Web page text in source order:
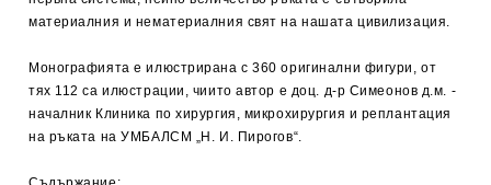
материалния и нематериалния свят на нашата цивилизация.
Монографията е илюстрирана с 360 оригинални фигури, от
тях 112 са илюстрации, чиито автор е доц. д-р Симеонов д.м. -
началник Клиника по хирургия, микрохирургия и реплантация
на ръката на УМБАЛСМ „Н. И. Пирогов“.